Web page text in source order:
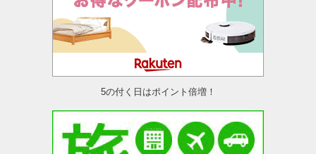
5の付く日はポイント倍増！